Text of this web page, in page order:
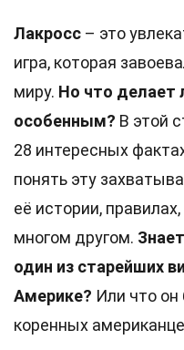
Лакросс – это
игра, которая
миру. Но что делает
особенным? В этой
28 интересных
понять эту
её истории,
многом другом.
один из старейших
Америке? Или что он
коренных